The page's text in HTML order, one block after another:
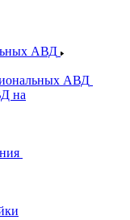
АВД
АВД
на